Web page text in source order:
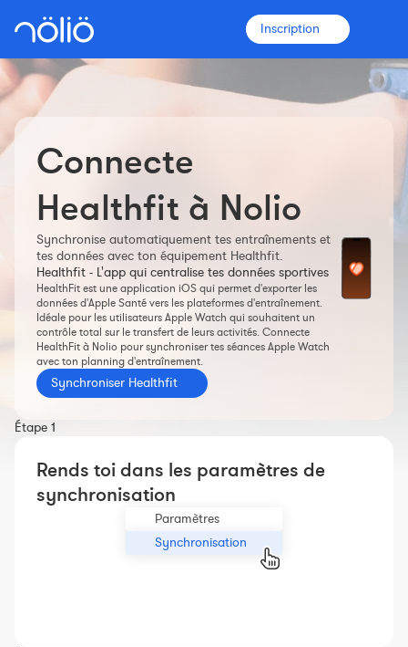
Inscription
La plateforme pour tous
Entraîneurs
Clubs
Sportifs
Plus d'informations
Fonctionnalités
Tarifs
Constructeur de séances
L'équipe Nolio
Connecte
Healthfit à Nolio
Synchronise automatiquement tes entraînements et
tes données avec ton équipement Healthfit.
Healthfit - L'app qui centralise tes données sportives
HealthFit est une application iOS qui permet d'exporter les
données d'Apple Santé vers les plateformes d'entraînement.
Idéale pour les utilisateurs Apple Watch qui souhaitent un
contrôle total sur le transfert de leurs activités. Connecte
HealthFit à Nolio pour synchroniser tes séances Apple Watch
avec ton planning d'entraînement.
Synchroniser Healthfit
Étape 1
Rends toi dans les paramètres de
synchronisation
Paramètres
Synchronisation